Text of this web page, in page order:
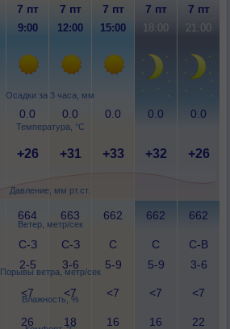
Осадки за 3 часа, мм
Температура, °C
Давление, мм рт.ст.
Ветер, метр/сек
Порывы ветра, метр/сек
Влажность, %
7 пт 7 пт 7 пт 7 пт 7 пт
9:00 12:00 15:00 18:00 21:00
0.0 0.0 0.0 0.0 0.0
+26 +31 +33 +32 +26
664 663 662 662 662
С-З
2-5
С-З
3-6
С
5-9
С
5-9
С-В
3-6
<7 <7 <7 <7 <7
26 18 16 16 22